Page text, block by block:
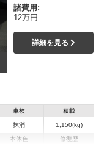
諸費用:
12万円
詳細を見る
車検
抹消
積載
1,150(kg)
本体色 修復歴